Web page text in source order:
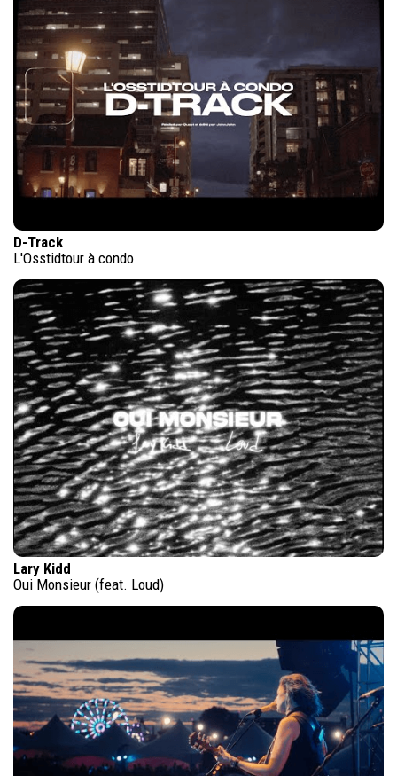
D-Track
L'Osstidtour à condo
Lary Kidd
Oui Monsieur (feat. Loud)